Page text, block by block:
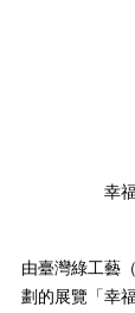
幸
由臺灣綠工藝
劃的展覽「幸